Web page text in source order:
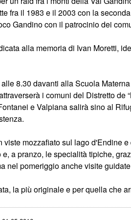
fra il 1983 e il 2003 con la
Gandino con il patrocinio dei
alla memoria di Ivan Moretti,
8.30 davanti alla Scuola
i comuni del Distretto de
e Valpiana salirà sino al
viste mozzafiato sul lago d'Endine
a pranzo, le specialità tipiche,
nel pomeriggio anche visite
la più originale e per quella che